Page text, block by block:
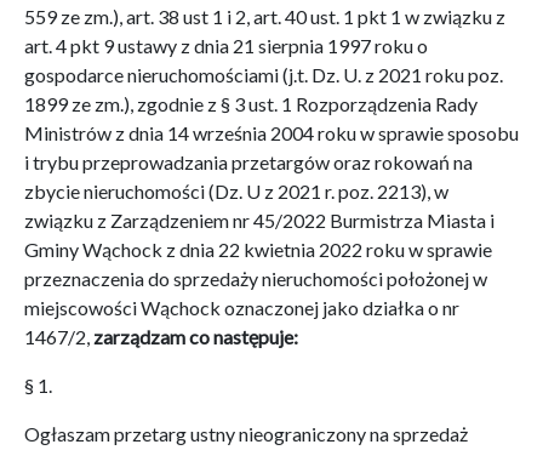
559 ze zm.), art. 38 ust 1 i 2, art. 40 ust. 1 pkt 1 w związku z
art. 4 pkt 9 ustawy z dnia 21 sierpnia 1997 roku o
gospodarce nieruchomościami (j.t. Dz. U. z 2021 roku poz.
1899 ze zm.), zgodnie z § 3 ust. 1 Rozporządzenia Rady
Ministrów z dnia 14 września 2004 roku w sprawie sposobu
i trybu przeprowadzania przetargów oraz rokowań na
zbycie nieruchomości (Dz. U z 2021 r. poz. 2213), w
związku z Zarządzeniem nr 45/2022 Burmistrza Miasta i
Gminy Wąchock z dnia 22 kwietnia 2022 roku w sprawie
przeznaczenia do sprzedaży nieruchomości położonej w
miejscowości Wąchock oznaczonej jako działka o nr
1467/2, zarządzam co następuje:
§ 1.
Ogłaszam przetarg ustny nieograniczony na sprzedaż